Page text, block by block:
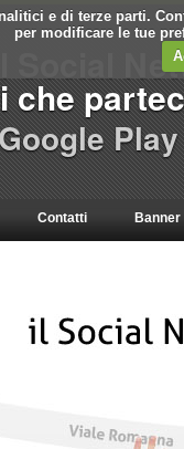
e di terze parti.
per modificare le tue
Contatti Banner
Social
che
Play